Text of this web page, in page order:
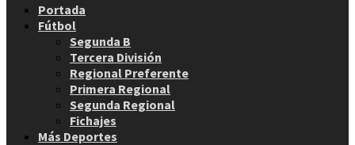
Portada
Fútbol
Segunda B
Tercera División
Regional Preferente
Primera Regional
Segunda Regional
Fichajes
Más Deportes